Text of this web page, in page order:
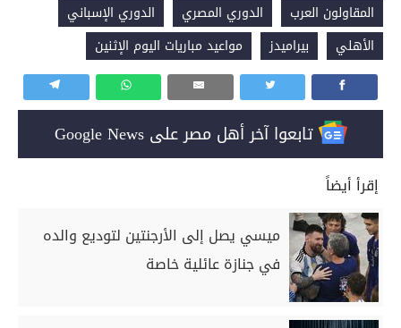
المقاولون العرب
الدوري المصري
الدوري الإسباني
الأهلي
بيراميدز مواعيد مباريات اليوم الإثنين
تابعوا آخر أهل مصر على Google News
إقرأ أيضاً
ميسي يصل إلى الأرجنتين لتوديع والده
في جنازة عائلية خاصة